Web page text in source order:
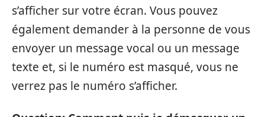
s’afficher sur votre écran. Vous pouvez
également demander à la personne de vous
envoyer un message vocal ou un message
texte et, si le numéro est masqué, vous ne
verrez pas le numéro s’afficher.